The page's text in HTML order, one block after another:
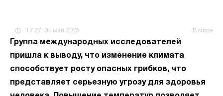
17:27, 04 май 2025 В мире
Группа международных исследователей
пришла к выводу, что изменение климата
способствует росту опасных грибков, что
представляет серьезную угрозу для здоровья